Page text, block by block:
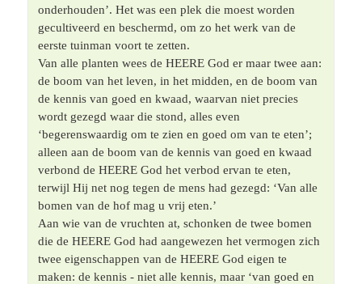
onderhouden’. Het was een plek die moest worden
gecultiveerd en beschermd, om zo het werk van de
eerste tuinman voort te zetten.
Van alle planten wees de HEERE God er maar twee aan:
de boom van het leven, in het midden, en de boom van
de kennis van goed en kwaad, waarvan niet precies
wordt gezegd waar die stond, alles even
‘begerenswaardig om te zien en goed om van te eten’;
alleen aan de boom van de kennis van goed en kwaad
verbond de HEERE God het verbod ervan te eten,
terwijl Hij net nog tegen de mens had gezegd: ‘Van alle
bomen van de hof mag u vrij eten.’
Aan wie van de vruchten at, schonken de twee bomen
die de HEERE God had aangewezen het vermogen zich
twee eigenschappen van de HEERE God eigen te
maken: de kennis - niet alle kennis, maar ‘van goed en